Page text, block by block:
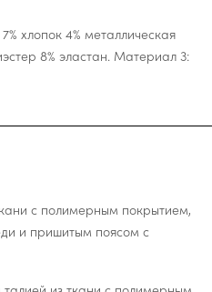
хлопок 4% металлическая
8% эластан. Материал 3:
с полимерным покрытием,
и пришитым поясом с